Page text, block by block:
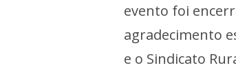
evento foi
agradecimento
e o Sindicato